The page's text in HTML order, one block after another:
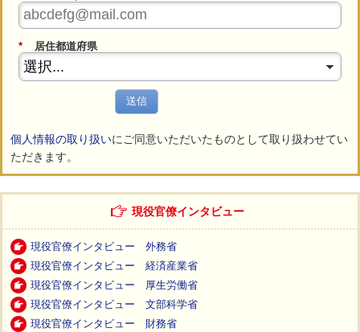
* 居住都道府県
送信
個人情報の取り扱いにご同意いただいたものとして取り扱わせてい
ただきます。
現役官僚インタビュー
現役官僚インタビュー 外務省
現役官僚インタビュー 経済産業省
現役官僚インタビュー 厚生労働省
現役官僚インタビュー 文部科学省
現役官僚インタビュー 財務省